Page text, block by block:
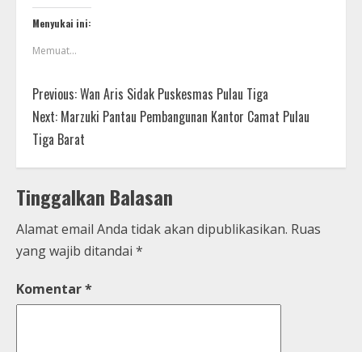
Menyukai ini:
Memuat...
Previous:Wan Aris Sidak Puskesmas Pulau Tiga
Next: Marzuki Pantau Pembangunan Kantor Camat Pulau
Tiga Barat
Tinggalkan Balasan
Alamat email Anda tidak akan dipublikasikan. Ruas
yang wajib ditandai *
Komentar*